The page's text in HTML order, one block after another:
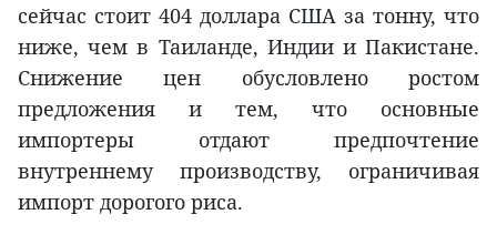
сейчас стоит 404 доллара США за тонну, что
ниже, чем в Таиланде, Индии и Пакистане.
Снижение цен обусловлено ростом
предложения и тем, что основные
импортеры отдают предпочтение
внутреннему производству, ограничивая
импорт дорогого риса.